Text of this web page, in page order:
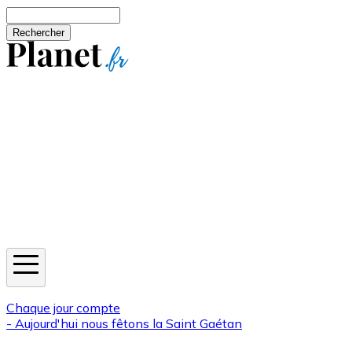
Chaque jour compte
- Aujourd'hui nous fêtons la Saint Gaétan